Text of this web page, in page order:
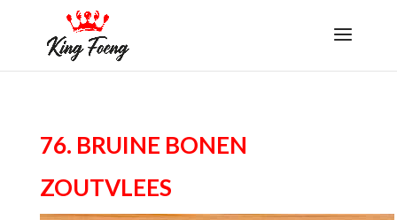
76. Bruine bonen
zoutvlees